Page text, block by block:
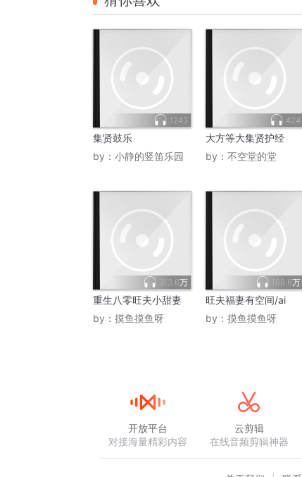
1243
集贤鼓乐
by： 小静的竖笛乐园
424
大方等大集贤护经
by： 不空堂的堂
313.6万
重生八零旺夫小甜妻
by： 摸鱼摸鱼呀
189.6万
旺夫福妻有空间/ai
by： 摸鱼摸鱼呀
开放平台
对接海量精彩内容
云剪辑
在线音频剪辑神器